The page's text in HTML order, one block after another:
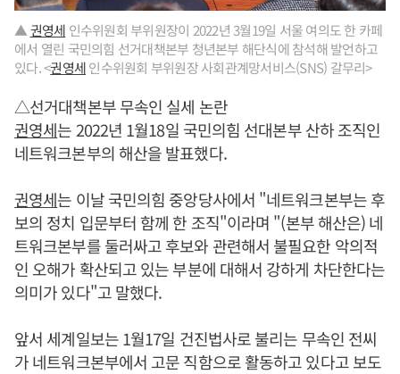
▲권영세 인수위원회 부위원장이 2022년 3월19일 서울 여의도 한 카페
에서 열린 국민의힘 선거대책본부 청년본부 해단식에 참석해 발언하고
있다. <권영세인수위원회 부위원장 사회관계망서비스(SNS) 갈무리>
△선거대책본부 무속인 실세 논란
권영세는 2022년 1월18일 국민의힘 선대본부 산하 조직인
네트워크본부의 해산을 발표했다.
권영세는 이날 국민의힘 중앙당사에서 "네트워크본부는 후
보의 정치 입문부터 함께 한 조직"이라며 "(본부 해산은) 네
트워크본부를 둘러싸고 후보와 관련해서 불필요한 악의적
인 오해가 확산되고 있는 부분에 대해서 강하게 차단한다는
의미가 있다"고 말했다.
앞서 세계일보는 1월17일 건진법사로 불리는 무속인 전씨
가 네트워크본부에서 고문 직함으로 활동하고 있다고 보도